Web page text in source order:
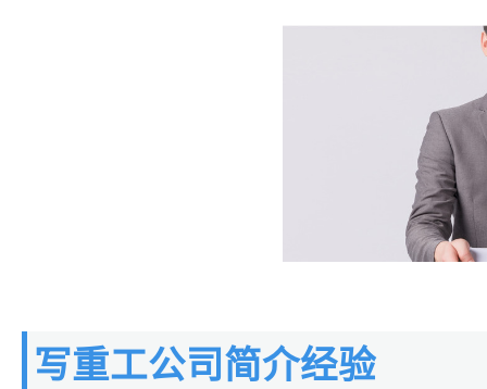
写重工公司简介经验